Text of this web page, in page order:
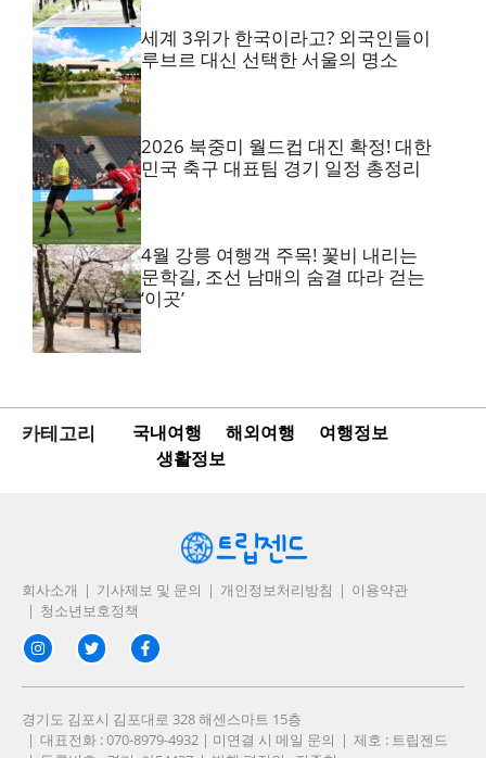
세계 3위가 한국이라고? 외국인들이
루브르 대신 선택한 서울의 명소
2026 북중미 월드컵 대진 확정! 대한
민국 축구 대표팀 경기 일정 총정리
4월 강릉 여행객 주목! 꽃비 내리는
문학길, 조선 남매의 숨결 따라 걷는
‘이곳’
카테고리 국내여행 해외여행
여행정보
생활정보
회사소개 기사제보 및 문의 개인정보처리방침
이용약관
청소년보호정책
경기도 김포시 김포대로 328 해센스마트 15층
대표전화 : 070-8979-4932 | 미연결 시 메일 문의
제호 : 트립젠드